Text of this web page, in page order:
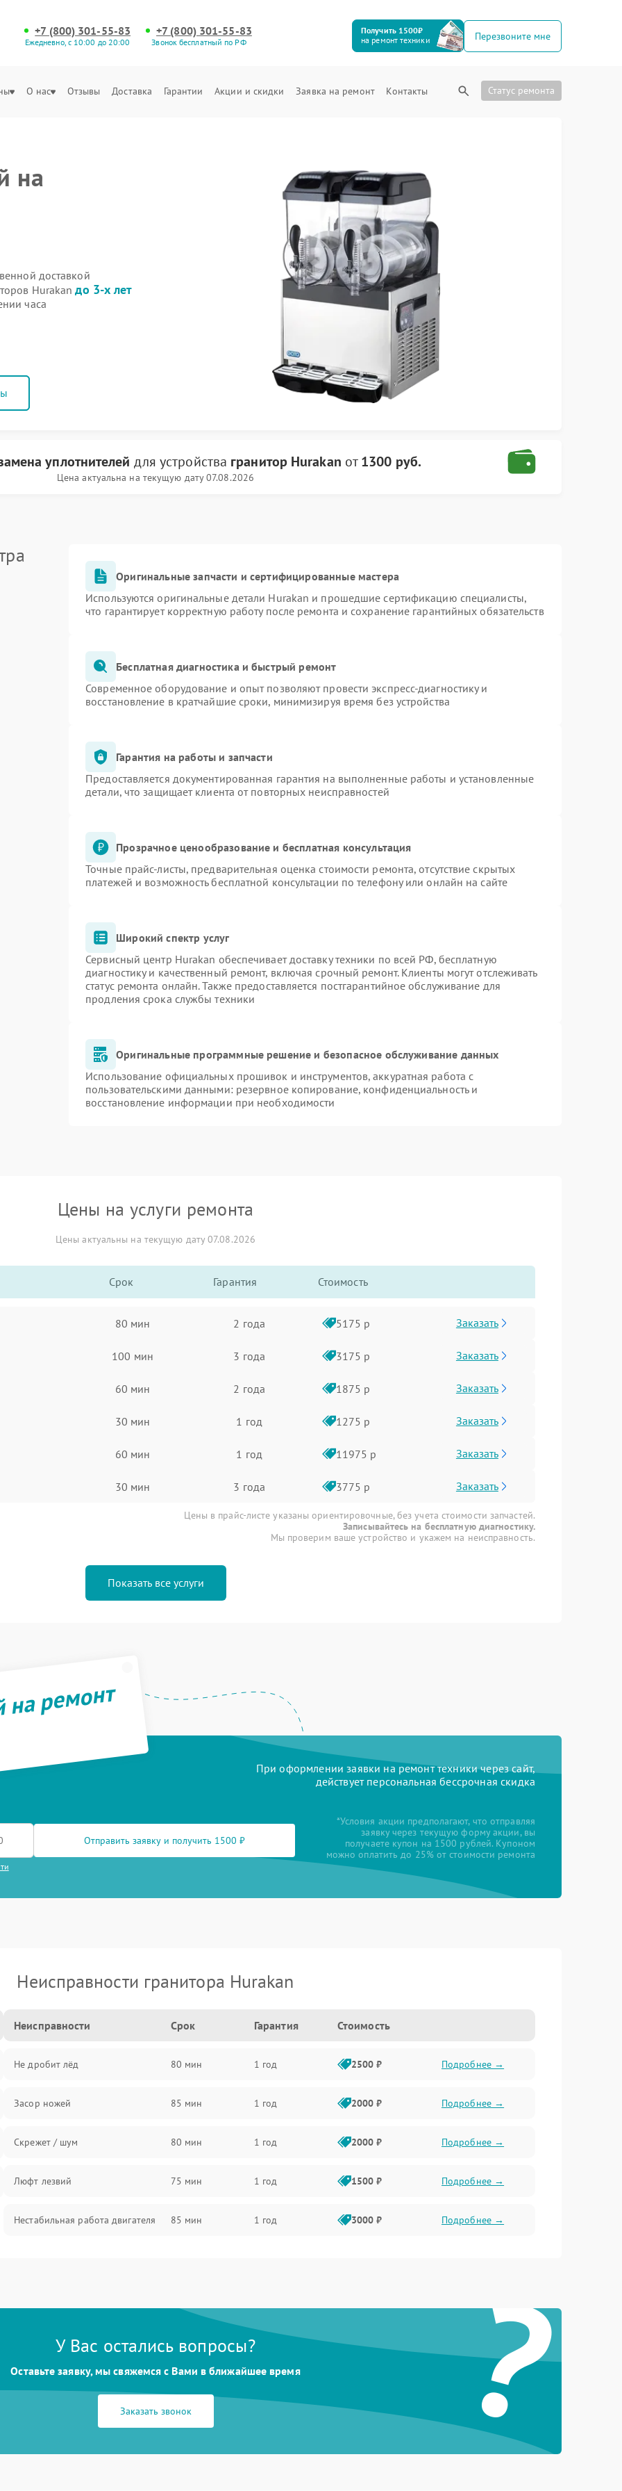
+7 (800) 301-55-83
Ежедневно, с 10:00 до 20:00
+7 (800) 301-55-83
Звонок бесплатный по РФ
Получить 1500₽
на ремонт техники
Перезвоните мне
О нас Отзывы Доставка Гарантии Акции и скидки Заявка на ремонт Контакты Статус ремонта
на
доставкой
Hurakanдо 3-х лет
часа
уплотнителей для устройства гранитор Hurakan от1300 руб.
Цена актуальна на текущую дату 07.08.2026
Оригинальные запчасти и сертифицированные мастера
Используются оригинальные детали Hurakan и прошедшие сертификацию специалисты,
что гарантирует корректную работу после ремонта и сохранение гарантийных обязательств
Бесплатная диагностика и быстрый ремонт
Современное оборудование и опыт позволяют провести экспресс-диагностику и
восстановление в кратчайшие сроки, минимизируя время без устройства
Гарантия на работы и запчасти
Предоставляется документированная гарантия на выполненные работы и установленные
детали, что защищает клиента от повторных неисправностей
Прозрачное ценообразование и бесплатная консультация
Точные прайс-листы, предварительная оценка стоимости ремонта, отсутствие скрытых
платежей и возможность бесплатной консультации по телефону или онлайн на сайте
Широкий спектр услуг
Сервисный центр Hurakan обеспечивает доставку техники по всей РФ, бесплатную
диагностику и качественный ремонт, включая срочный ремонт. Клиенты могут отслеживать
статус ремонта онлайн. Также предоставляется постгарантийное обслуживание для
продления срока службы техники
Оригинальные программные решение и безопасное обслуживание данных
Использование официальных прошивок и инструментов, аккуратная работа с
пользовательскими данными: резервное копирование, конфиденциальность и
восстановление информации при необходимости
Цены на услуги ремонта
Цены актуальны на текущую дату 07.08.2026
Срок Гарантия Стоимость
80 мин 2 года 5175 р Заказать
100 мин 3 года 3175 р Заказать
60 мин 2 года 1875 р Заказать
30 мин 1 год 1275 р Заказать
60 мин 1 год 11975 р Заказать
30 мин 3 года 3775 р Заказать
Цены в прайс-листе указаны ориентировочные, без учета стоимости запчастей.
Записывайтесь на бесплатную диагностику.
Мы проверим ваше устройство и укажем на неисправность.
Показать все услуги
ремонт
При оформлении заявки на ремонт техники через сайт,
действует персональная бессрочная скидка
Отправить заявку и получить 1500 ₽
*Условия акции предполагают, что отправляя
заявку через текущую форму акции, вы
получаете купон на 1500 рублей. Купоном
можно оплатить до 25% от стоимости ремонта
Неисправности гранитора Hurakan
Неисправности Срок Гарантия Стоимость
Не дробит лёд 80 мин 1 год 2500 ₽ Подробнее →
Засор ножей 85 мин 1 год 2000 ₽ Подробнее →
Скрежет / шум 80 мин 1 год 2000 ₽ Подробнее →
Люфт лезвий 75 мин 1 год 1500 ₽ Подробнее →
Нестабильная работа двигателя 85 мин 1 год 3000 ₽ Подробнее →
?
У Вас остались вопросы?
Оставьте заявку, мы свяжемся с Вами в ближайшее время
Заказать звонок